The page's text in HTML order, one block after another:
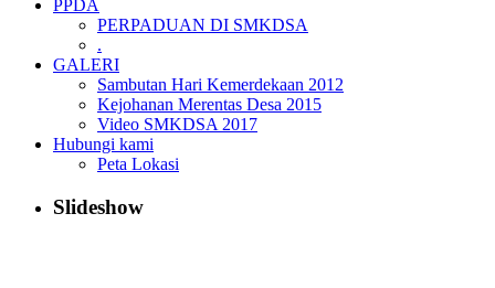
PPDA
PERPADUAN DI SMKDSA
.
GALERI
Sambutan Hari Kemerdekaan 2012
Kejohanan Merentas Desa 2015
Video SMKDSA 2017
Hubungi kami
Peta Lokasi
Slideshow